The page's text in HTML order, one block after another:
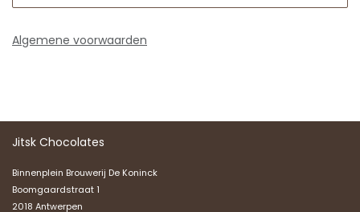
Algemene voorwaarden
Jitsk Chocolates
Binnenplein Brouwerij De Koninck
Boomgaardstraat 1
2018 Antwerpen